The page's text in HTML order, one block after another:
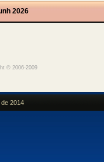
2026
© 2006-2009
2014